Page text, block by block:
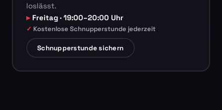
loslässt.
Freitag · 19:00–20:00 Uhr
Kostenlose Schnupperstunde jederzeit
Schnupperstunde sichern